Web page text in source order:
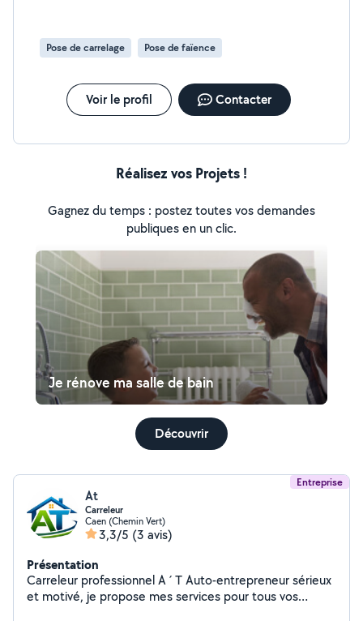
Pose de carrelage Pose de faïence
Voir le profil Contacter
Réalisez vos Projets !
Gagnez du temps : postez toutes vos demandes
publiques en un clic.
Je rénove ma salle de bain
Découvrir
Entreprise
At
Carreleur
Caen (Chemin Vert)
3,3/5 (3 avis)
Présentation
Carreleur professionnel A ´ T Auto-entrepreneur sérieux
et motivé, je propose mes services pour tous vos